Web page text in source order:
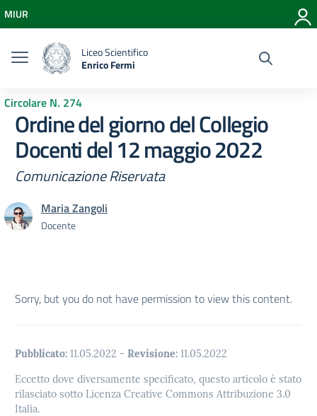
Vai al menu di navigazione
Vai al footer
MIUR
Liceo Scientifico
Enrico Fermi
Circolare N. 274
Ordine del giorno del Collegio
Docenti del 12 maggio 2022
Comunicazione Riservata
Maria Zangoli
Docente
Sorry, but you do not have permission to view this content.
Pubblicato: 11.05.2022 - Revisione: 11.05.2022
Eccetto dove diversamente specificato, questo articolo è stato
rilasciato sotto Licenza Creative Commons Attribuzione 3.0
Italia.